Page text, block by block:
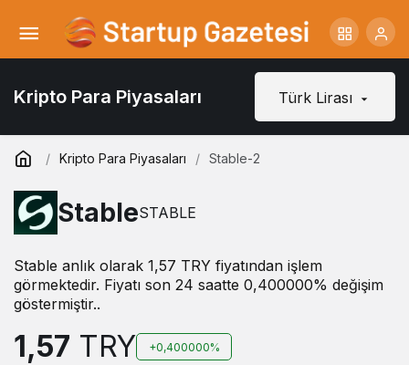
Kripto Para Piyasaları Türk Lirası
Kripto Para Piyasaları Stable-2
​​StableSTABLE
​​Stable anlık olarak 1,57 TRY fiyatından işlem
görmektedir. Fiyatı son 24 saatte 0,400000% değişim
göstermiştir..
1,57 TRY +0,400000%